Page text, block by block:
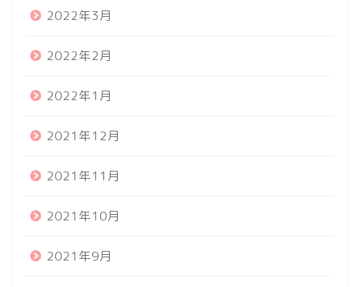
2022年3月
2022年2月
2022年1月
2021年12月
2021年11月
2021年10月
2021年9月